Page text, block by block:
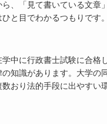
ら、「見て書いている文章
と目でわかるつもりです。
学中に行政書士試験に合格
の知識があります。大学の
おり法的手段に出やすい